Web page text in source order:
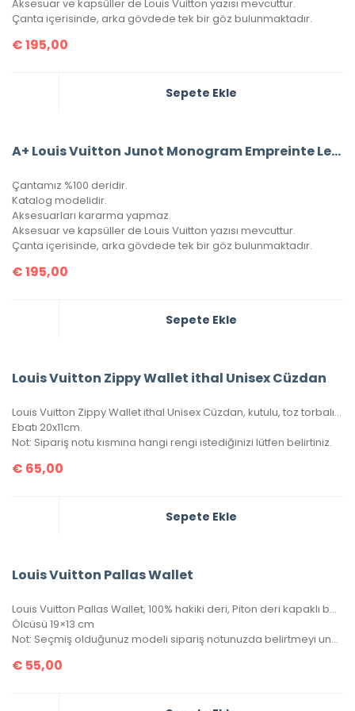
Aksesuar ve kapsüller de Louis Vuitton yazısı mevcuttur.
Çanta içerisinde, arka gövdede tek bir göz bulunmaktadır.
€195,00
Sepete Ekle
A+ Louis Vuitton Junot Monogram Empreinte Leather
Çantamız %100 deridir.
Katalog modelidir.
Aksesuarları kararma yapmaz.
Aksesuar ve kapsüller de Louis Vuitton yazısı mevcuttur.
Çanta içerisinde, arka gövdede tek bir göz bulunmaktadır.
€195,00
Sepete Ekle
Louis Vuitton Zippy Wallet ithal Unisex Cüzdan
Louis Vuitton Zippy Wallet ithal Unisex Cüzdan, kutulu, toz torbalı, sertifikalı.
Ebatı 20x11cm.
Not: Sipariş notu kısmına hangi rengi istediğinizi lütfen belirtiniz.
€ 65,00
Sepete Ekle
Louis Vuitton Pallas Wallet
Louis Vuitton Pallas Wallet, 100% hakiki deri, Piton deri kapaklı bayan cüzdan. Portatif zinciri sayesinde gece çantası clutch olarak veya cüzdan olarak kullanılabilir. Seri numaralı, kutulu, toz torbalı, sertifikalı.
Ölcüsü 19×13 cm
Not: Seçmiş olduğunuz modeli sipariş notunuzda belirtmeyi unutmayınız!
€ 55,00